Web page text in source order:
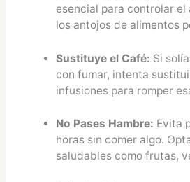
esencial para controlar
los antojos de alimentos
Sustituye el Café: Si
con fumar, intenta
infusiones para romper
No Pases Hambre: Evita
horas sin comer algo.
saludables como frutas,